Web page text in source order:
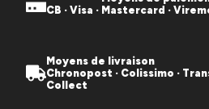
CB · Visa · Mastercard ·
Moyens de livraison
Chronopost · Colissimo ·
Collect